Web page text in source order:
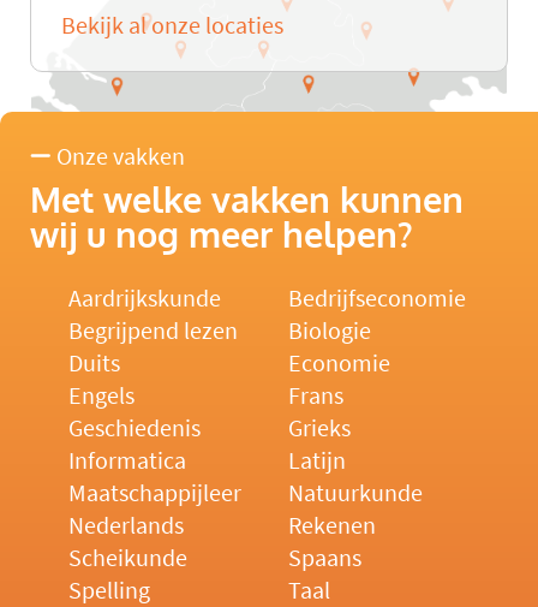
Bekijk al onze locaties
Onze vakken
Met welke vakken kunnen
wij u nog meer helpen?
Aardrijkskunde
Bedrijfseconomie
Begrijpend lezen
Biologie
Duits
Economie
Engels
Frans
Geschiedenis
Grieks
Informatica
Latijn
Maatschappijleer
Natuurkunde
Nederlands
Rekenen
Scheikunde
Spaans
Spelling
Taal